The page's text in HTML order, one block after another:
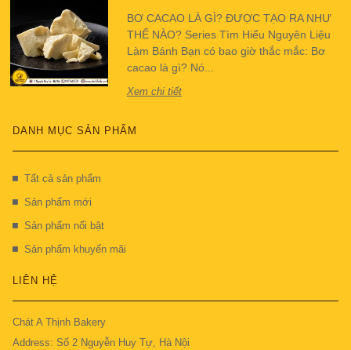
BƠ CACAO LÀ GÌ? ĐƯỢC TẠO RA NHƯ
THẾ NÀO? Series Tìm Hiểu Nguyên Liệu
Làm Bánh Bạn có bao giờ thắc mắc: Bơ
cacao là gì? Nó...
Xem chi tiết
DANH MỤC SẢN PHẨM
Tất cả sản phẩm
Sản phẩm mới
Sản phẩm nổi bật
Sản phẩm khuyến mãi
LIÊN HỆ
Chát A Thịnh Bakery
Address: Số 2 Nguyễn Huy Tự, Hà Nội